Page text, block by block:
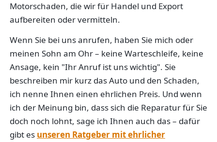
Motorschaden, die wir für Handel und Export
aufbereiten oder vermitteln.
Wenn Sie bei uns anrufen, haben Sie mich oder
meinen Sohn am Ohr – keine Warteschleife, keine
Ansage, kein "Ihr Anruf ist uns wichtig". Sie
beschreiben mir kurz das Auto und den Schaden,
ich nenne Ihnen einen ehrlichen Preis. Und wenn
ich der Meinung bin, dass sich die Reparatur für Sie
doch noch lohnt, sage ich Ihnen auch das – dafür
gibt es unseren Ratgeber mit ehrlicher